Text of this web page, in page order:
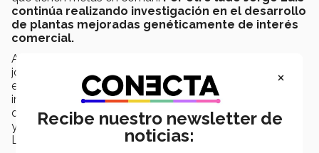
continúa realizando investigación en el desarrollo
de plantas mejoradas genéticamente de interés
comercial.
Ambos consideran que es muy importante que los
jóvenes estudiantes, investigadores, periodistas y
emprendedores en el área de la biotecnología se
involucren más en la toma de decisiones para que no
quede solo en manos de los mandatarios de cada país
y finalmente poder así hacer crecer labioeconomíaen
Latinoamérica.
×
Recibe nuestro newsletter de
noticias: